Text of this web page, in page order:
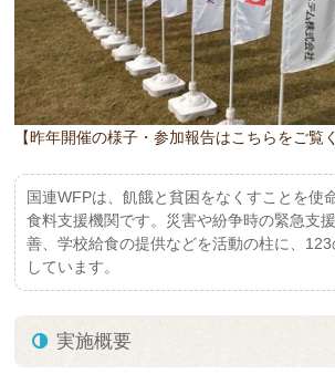
【昨年開催の様子・参加報告はこちらをご覧
国連WFPは、飢餓と貧困をなくすことを使
食料支援機関です。災害や紛争時の緊急支
善、学校給食の提供などを活動の柱に、
しています。
実施概要